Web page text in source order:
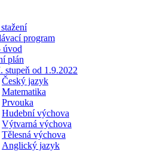
program
úvod
plán
stupeň od 1.9.2022
Český jazyk
Matematika
Prvouka
Hudební výchova
Výtvarná výchova
Tělesná výchova
Anglický jazyk